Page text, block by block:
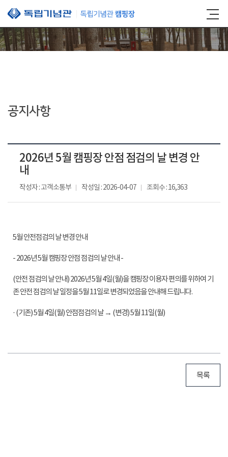
본문 바로가기
공지사항
2026년 5월 캠핑장 안점 점검의 날 변경 안
내
작성자 : 고객소통부 작성일 : 2026-04-07 조회수 : 16,363
5월 안전점검의 날 변경 안내
- 2026년 5월 캠핑장 안점 점검의 날 안내 -
(안전 점검의 날 안내) 2026년 5월 4일(월)을 캠핑장 이용자 편의를 위하여 기
존 안전 점검의 날 일정을 5월 11일로 변경되었음을 안내해 드립니다.
· (기존) 5월 4일(월) 안점점검의 날 → (변경) 5월 11일(월)
목록